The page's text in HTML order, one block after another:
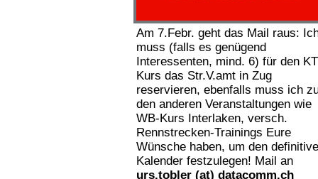
Am 7.Febr. geht das Mail raus:
muss (falls es genügend
Interessenten, mind. 6) für den
Kurs das Str.V.amt in Zug
reservieren, ebenfalls muss ich
den anderen Veranstaltungen wie
WB-Kurs Interlaken, versch.
Rennstrecken-Trainings Eure
Wünsche haben, um den
Kalender festzulegen! Mail an
urs.tobler (at) datacomm.ch